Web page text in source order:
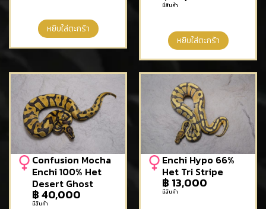
หยิบใส่ตะกร้า
มีสินค้า
หยิบใส่ตะกร้า
Confusion Mocha
Enchi 100% Het
Desert Ghost
฿40,000
มีสินค้า
Enchi Hypo 66%
Het Tri Stripe
฿ 13,000
มีสินค้า